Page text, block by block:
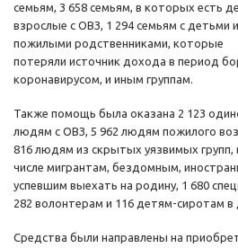
семьям, 3 658 семьям, в которых есть
взрослые с ОВЗ, 1 294 семьям с детьми
пожилыми родственниками, которые
потеряли источник дохода в период
коронавирусом, и иным группам.
Также помощь была оказана 2 123
людям с ОВЗ, 5 962 людям пожилого
816 людям из скрытых уязвимых групп,
числе мигрантам, бездомным,
успевшим выехать на родину, 1 680
282 волонтерам и 116 детям-сиротам в
Средства были направлены на